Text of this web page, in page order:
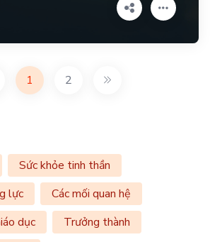
1 2
Sức khỏe tinh thần
lực
Các mối quan hệ
dục
Trưởng thành